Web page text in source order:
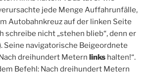
jede Menge Auffahrunfälle,
Autobahnkreuz auf der linken Seite
schreibe nicht „stehen blieb“, denn er
Seine navigatorische Beigeordnete
dreihundert Metern links halten!“.
Befehl: Nach dreihundert Metern